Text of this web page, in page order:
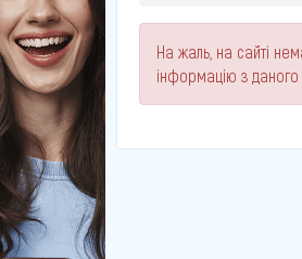
На жаль, на сайті
інформацію з